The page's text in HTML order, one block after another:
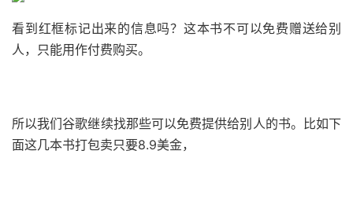
看到红框标记出来的信息吗？ 这本书不可以免费赠送给别
人，只能用作付费购买。
所以我们谷歌继续找那些可以免费提供给别人的书。
比如下
面这几本书打包卖只要8.9美金，